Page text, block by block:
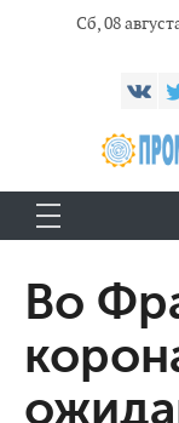
Сб, 08
Во